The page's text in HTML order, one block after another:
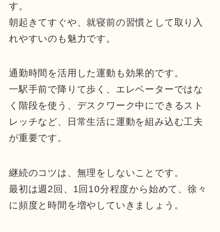
す。
朝起きてすぐや、就寝前の習慣として取り入
れやすいのも魅力です。
通勤時間を活用した運動も効果的です。
一駅手前で降りて歩く、エレベーターではな
く階段を使う、デスクワーク中にできるスト
レッチなど、日常生活に運動を組み込む工夫
が重要です。
継続のコツは、無理をしないことです。
最初は週2回、1回10分程度から始めて、徐々
に頻度と時間を増やしていきましょう。